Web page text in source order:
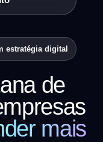
estratégia digital
de
mais